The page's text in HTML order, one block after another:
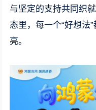
与坚定的支持共同织
态里，每一个“好想法
亮。